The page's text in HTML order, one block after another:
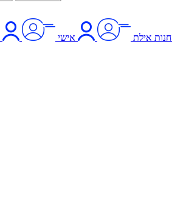
חנות אילת אישי